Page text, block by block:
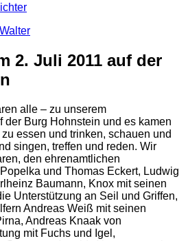
2. Juli 2011 auf der
alle – zu unserem
der Burg Hohnstein und es kamen
essen und trinken, schauen und
singen, treffen und reden. Wir
den ehrenamtlichen
und Thomas Eckert, Ludwig
Baumann, Knox mit seinen
Unterstützung an Seil und Griffen,
Andreas Weiß mit seinen
Andreas Knaak von
mit Fuchs und Igel,